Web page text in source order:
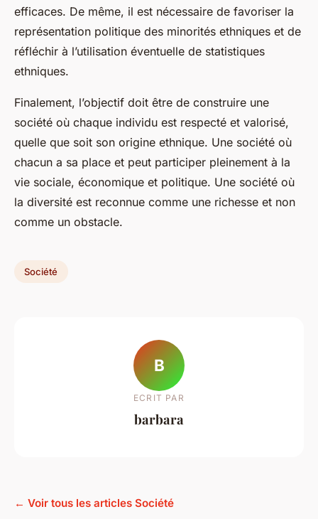
efficaces. De même, il est nécessaire de favoriser la
représentation politique des minorités ethniques et de
réfléchir à l’utilisation éventuelle de statistiques
ethniques.
Finalement, l’objectif doit être de construire une
société où chaque individu est respecté et valorisé,
quelle que soit son origine ethnique. Une société où
chacun a sa place et peut participer pleinement à la
vie sociale, économique et politique. Une société où
la diversité est reconnue comme une richesse et non
comme un obstacle.
Société
B
ECRIT PAR
barbara
← Voir tous les articles Société